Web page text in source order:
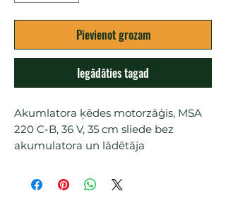
Pievienot grozam
Iegādāties tagad
Akumlatora ķēdes motorzāģis, MSA
220 C-B, 36 V, 35 cm sliede bez
akumulatora un lādētāja